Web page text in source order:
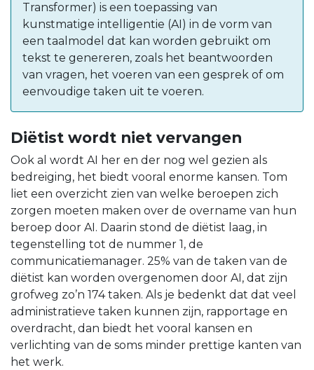
Transformer) is een toepassing van
kunstmatige intelligentie (AI) in de vorm van
een taalmodel dat kan worden gebruikt om
tekst te genereren, zoals het beantwoorden
van vragen, het voeren van een gesprek of om
eenvoudige taken uit te voeren.
Diëtist wordt niet vervangen
Ook al wordt AI her en der nog wel gezien als
bedreiging, het biedt vooral enorme kansen. Tom
liet een overzicht zien van welke beroepen zich
zorgen moeten maken over de overname van hun
beroep door AI. Daarin stond de diëtist laag, in
tegenstelling tot de nummer 1, de
communicatiemanager. 25% van de taken van de
diëtist kan worden overgenomen door AI, dat zijn
grofweg zo’n 174 taken. Als je bedenkt dat dat veel
administratieve taken kunnen zijn, rapportage en
overdracht, dan biedt het vooral kansen en
verlichting van de soms minder prettige kanten van
het werk.